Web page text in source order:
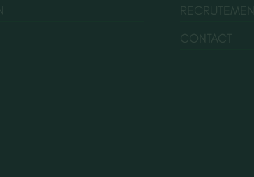
RECRUTEMENT
CONTACT